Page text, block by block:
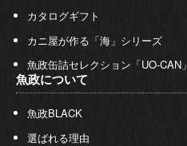
カタログギフト
カニ屋が作る「海」シリーズ
魚政缶詰セレクション「UO-CAN」
魚政について
魚政BLACK
選ばれる理由